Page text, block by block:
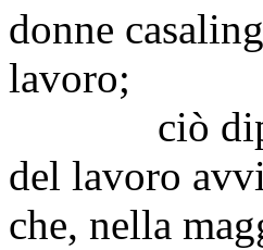
donne
lavoro;
ciò
del lavoro
che, nella